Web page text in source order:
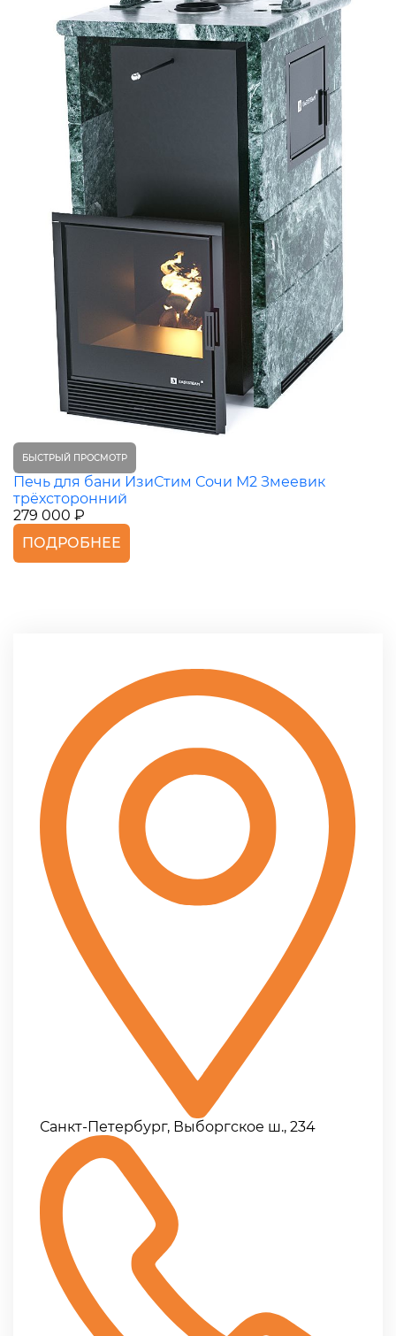
БЫСТРЫЙ ПРОСМОТР
Печь для бани ИзиСтим Сочи М2 Змеевик
трёхсторонний
279 000 ₽
ПОДРОБНЕЕ
Санкт-Петербург, Выборгское ш., 234